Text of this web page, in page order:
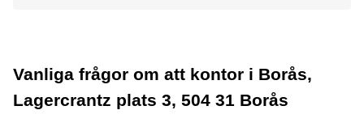
Vanliga frågor om att kontor i Borås,
Lagercrantz plats 3, 504 31 Borås